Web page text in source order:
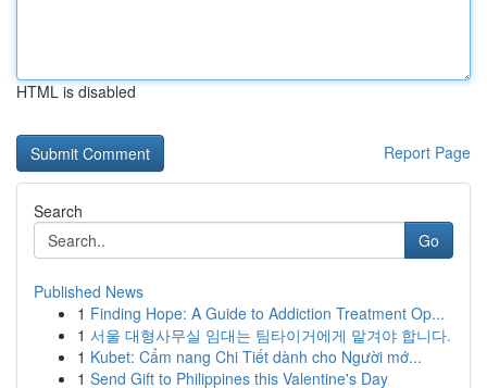
HTML is disabled
Report Page
Search
Go
Published News
1 Finding Hope: A Guide to Addiction Treatment Op...
1 서울 대형사무실 임대는 팀타이거에게 맡겨야 합니다.
1 Kubet: Cẩm nang Chi Tiết dành cho Người mớ...
1 Send Gift to Philippines this Valentine's Day